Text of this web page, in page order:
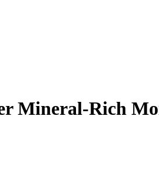
Mineral-Rich